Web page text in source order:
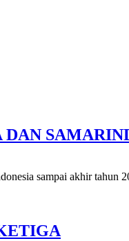
DAN
sampai akhir tahun